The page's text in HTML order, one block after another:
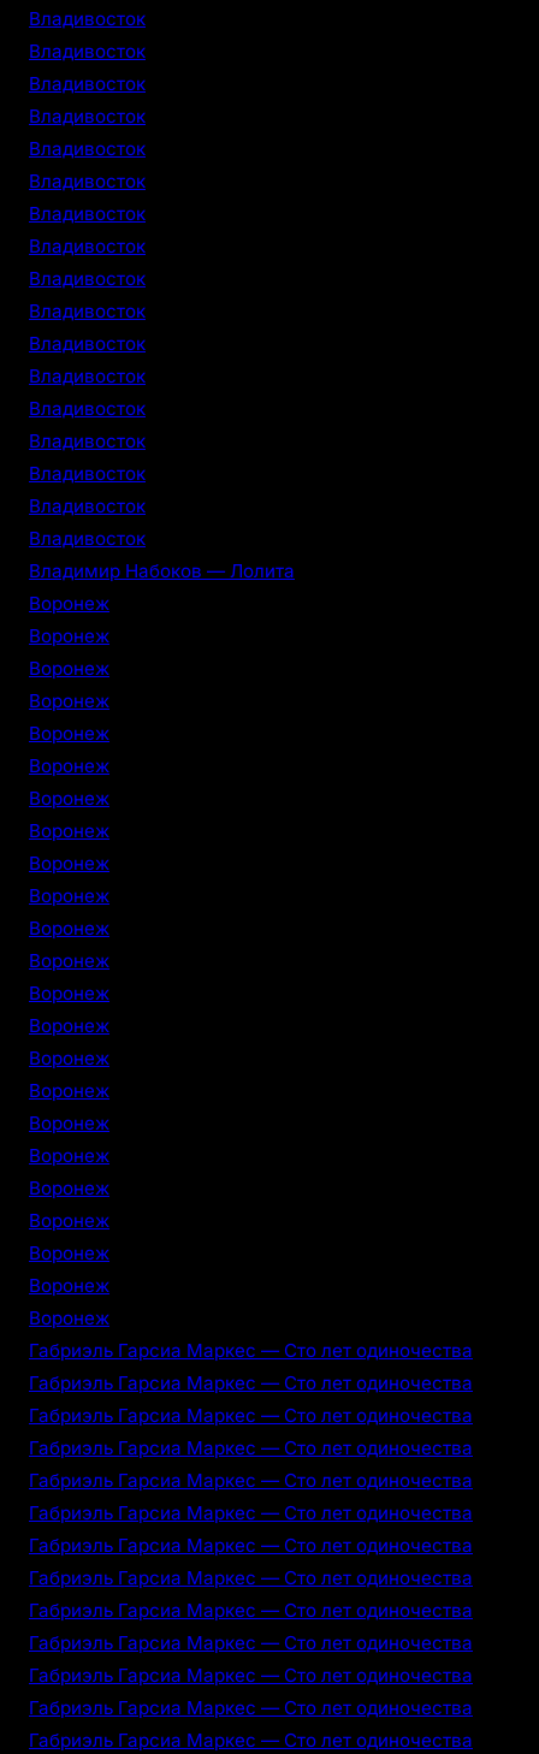
Владивосток
Владивосток
Владивосток
Владивосток
Владивосток
Владивосток
Владивосток
Владивосток
Владивосток
Владивосток
Владивосток
Владивосток
Владивосток
Владивосток
Владивосток
Владивосток
Владивосток
Владимир Набоков — Лолита
Воронеж
Воронеж
Воронеж
Воронеж
Воронеж
Воронеж
Воронеж
Воронеж
Воронеж
Воронеж
Воронеж
Воронеж
Воронеж
Воронеж
Воронеж
Воронеж
Воронеж
Воронеж
Воронеж
Воронеж
Воронеж
Воронеж
Воронеж
Габриэль Гарсиа Маркес — Сто лет одиночества
Габриэль Гарсиа Маркес — Сто лет одиночества
Габриэль Гарсиа Маркес — Сто лет одиночества
Габриэль Гарсиа Маркес — Сто лет одиночества
Габриэль Гарсиа Маркес — Сто лет одиночества
Габриэль Гарсиа Маркес — Сто лет одиночества
Габриэль Гарсиа Маркес — Сто лет одиночества
Габриэль Гарсиа Маркес — Сто лет одиночества
Габриэль Гарсиа Маркес — Сто лет одиночества
Габриэль Гарсиа Маркес — Сто лет одиночества
Габриэль Гарсиа Маркес — Сто лет одиночества
Габриэль Гарсиа Маркес — Сто лет одиночества
Габриэль Гарсиа Маркес — Сто лет одиночества